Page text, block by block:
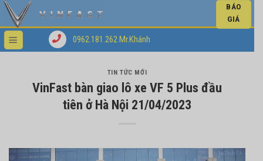
BÁO
GIÁ
0962.181.262 Mr.Khánh
TIN TỨC MỚI
VinFast bàn giao lô xe VF 5 Plus đầu
tiên ở Hà Nội 21/04/2023